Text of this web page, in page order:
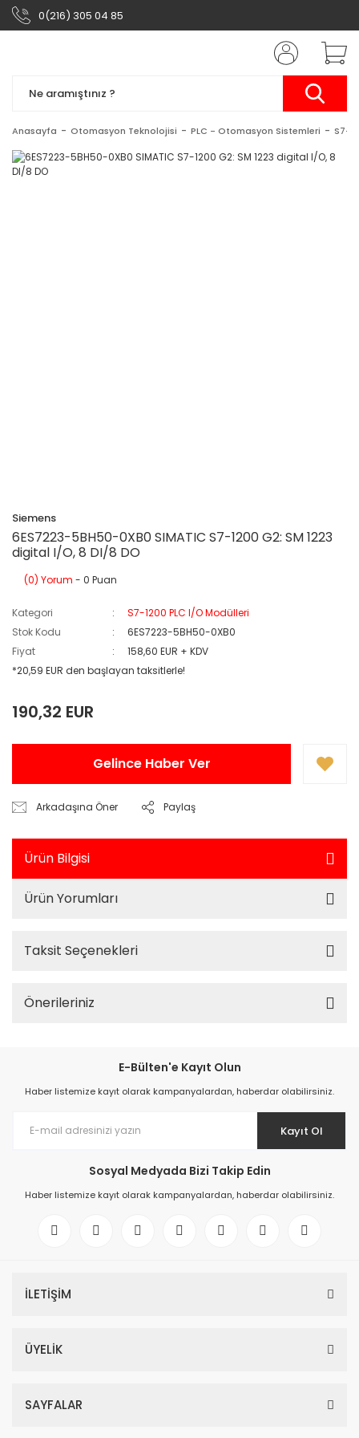
0(216) 305 04 85
Anasayfa Otomasyon Teknolojisi PLC - Otomasyon Sistemleri S7-
Siemens
6ES7223-5BH50-0XB0 SIMATIC S7-1200 G2: SM 1223
digital I/O, 8 DI/8 DO
(0) Yorum - 0 Puan
Kategori
S7-1200 PLC I/O Modülleri
Stok Kodu
6ES7223-5BH50-0XB0
Fiyat
158,60 EUR + KDV
*20,59 EUR den başlayan taksitlerle!
190,32 EUR
Gelince Haber Ver
Arkadaşına Öner Paylaş
Ürün Bilgisi
Ürün Yorumları
Taksit Seçenekleri
Önerileriniz
E-Bülten'e Kayıt Olun
Haber listemize kayıt olarak kampanyalardan, haberdar olabilirsiniz.
Kayıt Ol
Sosyal Medyada Bizi Takip Edin
Haber listemize kayıt olarak kampanyalardan, haberdar olabilirsiniz.
İLETİŞİM
ÜYELİK
SAYFALAR